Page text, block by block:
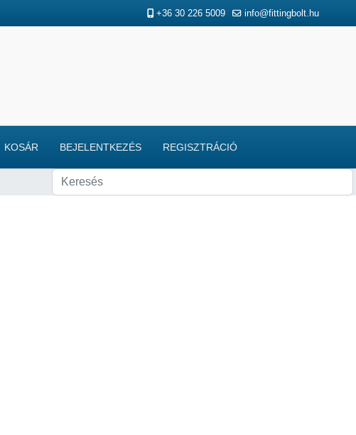
+36 30 226 5009 info@fittingbolt.hu
KOSÁR BEJELENTKEZÉS REGISZTRÁCIÓ